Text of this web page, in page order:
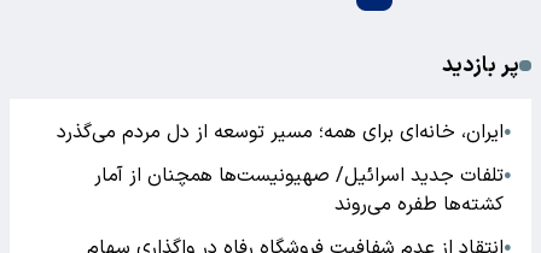
پر بازدید
●ایران، خانه‌ای برای همه؛ مسیر توسعه از دل مردم می‌گذرد
●تلفات جدید اسرائیل/ صهیونیست‌ها همچنان از آمار
کشته‌ها طفره می‌روند
●